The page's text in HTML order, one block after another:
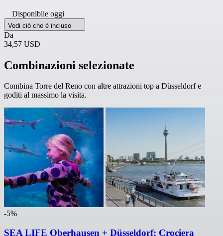
Disponibile oggi
Vedi ciò che è incluso
Da
34,57 USD
Combinazioni selezionate
Combina Torre del Reno con altre attrazioni top a Düsseldorf e
goditi al massimo la visita.
-5%
SEA LIFE Oberhausen + Düsseldorf: Crociera